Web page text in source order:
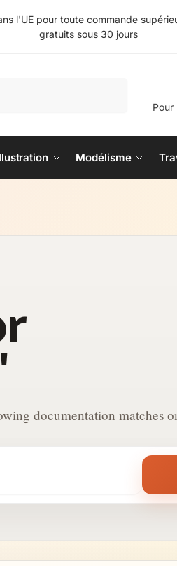
l'UE pour toute commande
gratuits sous 30 jours
Pour
Modélisme
documentation matches